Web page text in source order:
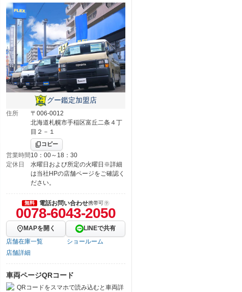
グー鑑定加盟店
住所
〒006-0012
北海道札幌市手稲区富丘二条４丁
目２－１
コピー
営業時間10：00～18：30
定休日
水曜日および所定の火曜日※詳細
は当社HPの店舗ページをご確認く
ださい。
無料 電話お問い合わせ携帯可
0078-6043-2050
MAPを開く
LINEで共有
店舗在庫一覧
ショールーム
店舗詳細
車両ページQRコード
QRコードをスマホで読み込むと車両詳